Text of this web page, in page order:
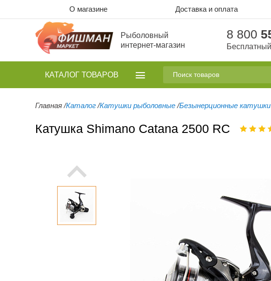
О магазине Доставка и оплата
Рыболовный
интернет-магазин
8 800
КАТАЛОГ ТОВАРОВ
Главная /Каталог /Катушки рыболовные /Безынерционные катушки
Катушка Shimano Catana 2500 RC